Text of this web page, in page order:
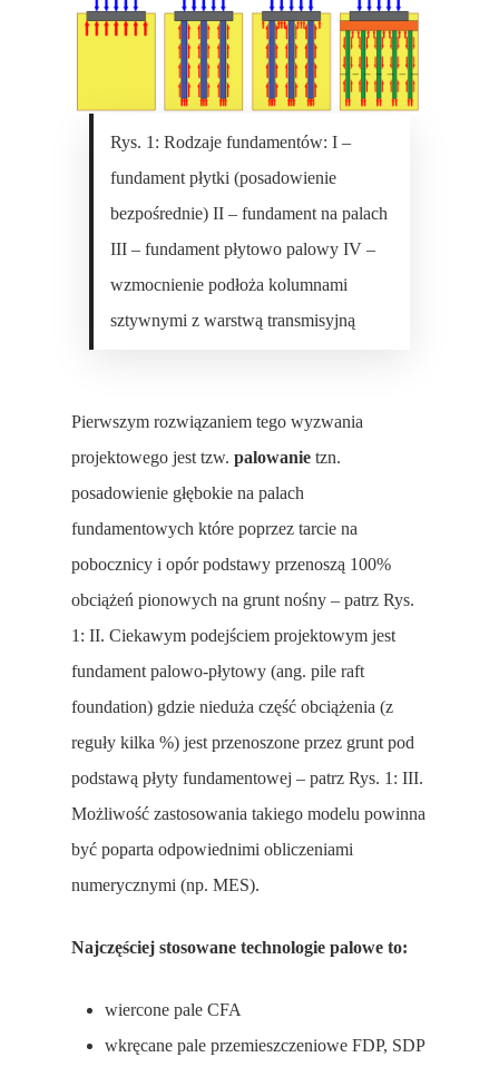
Rys. 1: Rodzaje fundamentów: I –
fundament płytki (posadowienie
bezpośrednie) II – fundament na palach
III – fundament płytowo palowy IV –
wzmocnienie podłoża kolumnami
sztywnymi z warstwą transmisyjną
Pierwszym rozwiązaniem tego wyzwania
projektowego jest tzw.palowanie tzn.
posadowienie głębokie na palach
fundamentowych które poprzez tarcie na
pobocznicy i opór podstawy przenoszą 100%
obciążeń pionowych na grunt nośny – patrz Rys.
1: II. Ciekawym podejściem projektowym jest
fundament palowo-płytowy (ang. pile raft
foundation) gdzie nieduża część obciążenia (z
reguły kilka %) jest przenoszone przez grunt pod
podstawą płyty fundamentowej – patrz Rys. 1: III.
Możliwość zastosowania takiego modelu powinna
być poparta odpowiednimi obliczeniami
numerycznymi (np. MES).
Najczęściej stosowane technologie palowe to:
wiercone pale CFA
wkręcane pale przemieszczeniowe FDP, SDP